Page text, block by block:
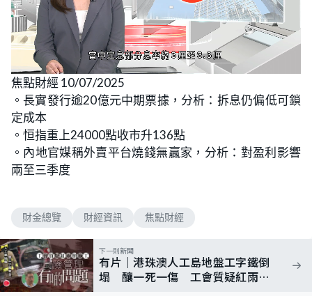
U
n
m
t
e
o
a
d
e
d
.
0
9
%
焦點財經 10/07/2025
。長實發行逾20億元中期票據，分析：拆息仍偏低可鎖
定成本
。恒指重上24000點收市升136點
。內地官媒稱外賣平台燒錢無贏家，分析：對盈利影響
兩至三季度
財金總覽 財經資訊 焦點財經
下一則新聞
有片｜港珠澳人工島地盤工字鐵倒
塌 釀一死一傷 工會質疑紅雨未